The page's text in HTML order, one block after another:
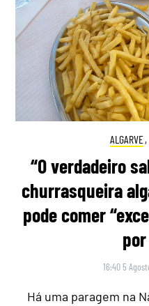
ALGARVE,
“O verdadeiro
churrasqueira
pode comer
16:40 5
Há uma paragem na